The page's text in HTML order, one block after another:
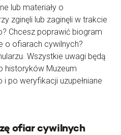
lub materiały o
zginęli lub zaginęli w trakcie
Chcesz poprawić biogram
o ofiarach cywilnych?
Wszystkie uwagi będą
historyków Muzeum
po weryfikacji uzupełniane
ofiar cywilnych